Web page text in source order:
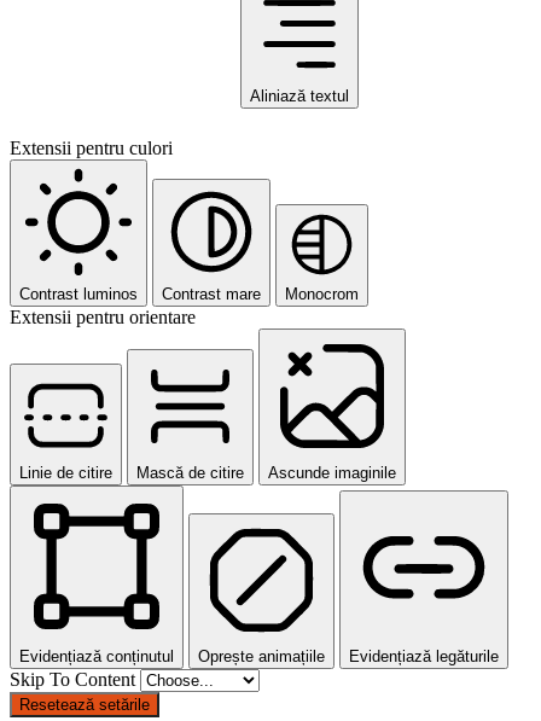
Aliniază textul
Extensii pentru culori
Contrast luminos Contrast mare Monocrom
Extensii pentru orientare
Linie de citire Mască de citire Ascunde imaginile
Evidențiază conținutul Oprește animațiile Evidențiază legăturile
Skip To Content
Resetează setările